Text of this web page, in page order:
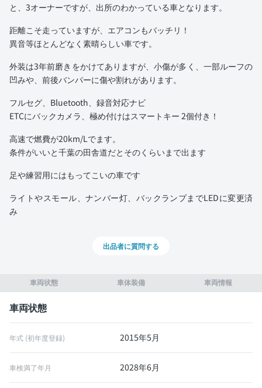
車両状態 車体装備 車両情報
車両状態
年式 (初年度登録) 2015年5月
車検満了年月 2028年6月
と、3オーナーですが、出所のわかっている車となります。
距離こそ走っていますが、エアコンもバッチリ！
異音等ほとんどなく素晴らしい車です。
外装は3年前磨きをかけてありますが、小傷が多く、一部ルーフの
凹みや、前後バンパーに傷や割れがあります。
フルセグ、Bluetooth、録音対応ナビ
ETCにバックカメラ、極め付けはスマートキー 2個付き！
高速で燃費が20km/Lでます。
条件がいいと千葉の田舎道だとそのくらいまで出ます
足や練習用にはもってこいの車です
ライトやスモール、ナンバー灯、バックランプまでLEDに変更済
み
出品者に質問する